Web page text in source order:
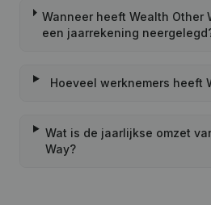
Wanneer heeft Wealth Other
een jaarrekening
Hoeveel werknemers heeft
Wat is de jaarlijkse omzet
Way?